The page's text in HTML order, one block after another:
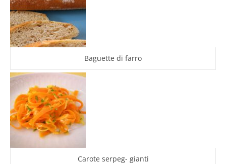
Baguette di farro
Carote serpeg- gianti